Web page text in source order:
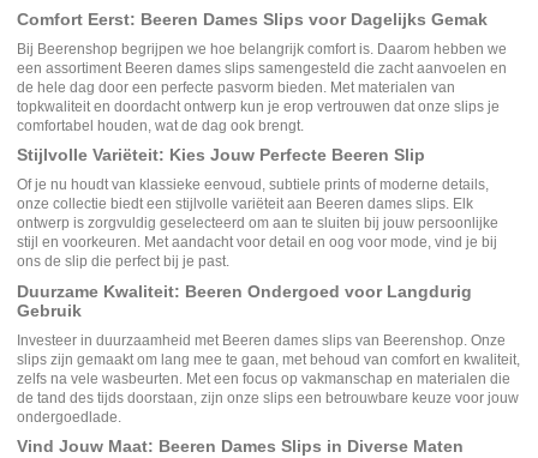
Comfort Eerst: Beeren Dames Slips voor Dagelijks Gemak
Bij Beerenshop begrijpen we hoe belangrijk comfort is. Daarom hebben we
een assortiment Beeren dames slips samengesteld die zacht aanvoelen en
de hele dag door een perfecte pasvorm bieden. Met materialen van
topkwaliteit en doordacht ontwerp kun je erop vertrouwen dat onze slips je
comfortabel houden, wat de dag ook brengt.
Stijlvolle Variëteit: Kies Jouw Perfecte Beeren Slip
Of je nu houdt van klassieke eenvoud, subtiele prints of moderne details,
onze collectie biedt een stijlvolle variëteit aan Beeren dames slips. Elk
ontwerp is zorgvuldig geselecteerd om aan te sluiten bij jouw persoonlijke
stijl en voorkeuren. Met aandacht voor detail en oog voor mode, vind je bij
ons de slip die perfect bij je past.
Duurzame Kwaliteit: Beeren Ondergoed voor Langdurig
Gebruik
Investeer in duurzaamheid met Beeren dames slips van Beerenshop. Onze
slips zijn gemaakt om lang mee te gaan, met behoud van comfort en kwaliteit,
zelfs na vele wasbeurten. Met een focus op vakmanschap en materialen die
de tand des tijds doorstaan, zijn onze slips een betrouwbare keuze voor jouw
ondergoedlade.
Vind Jouw Maat: Beeren Dames Slips in Diverse Maten